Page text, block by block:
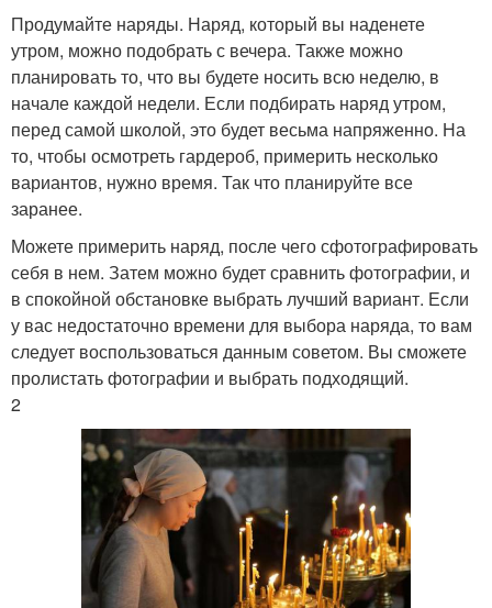
Продумайте наряды. Наряд, который вы наденете
утром, можно подобрать с вечера. Также можно
планировать то, что вы будете носить всю неделю, в
начале каждой недели. Если подбирать наряд утром,
перед самой школой, это будет весьма напряженно. На
то, чтобы осмотреть гардероб, примерить несколько
вариантов, нужно время. Так что планируйте все
заранее.
Можете примерить наряд, после чего сфотографировать
себя в нем. Затем можно будет сравнить фотографии, и
в спокойной обстановке выбрать лучший вариант. Если
у вас недостаточно времени для выбора наряда, то вам
следует воспользоваться данным советом. Вы сможете
пролистать фотографии и выбрать подходящий.
2